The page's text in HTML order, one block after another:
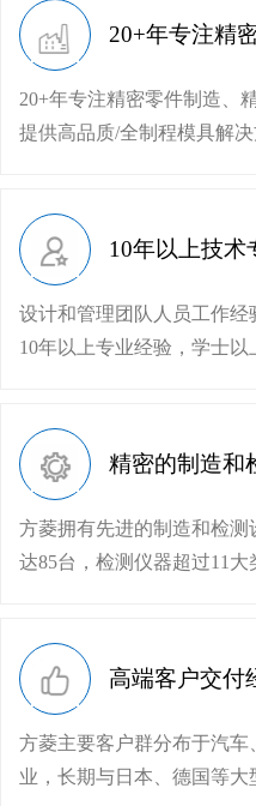
20+年专注精
20+年专注精密零件制造、
提供高品质/全制程模具解
10年以上技术
设计和管理团队人员工作经
10年以上专业经验，学士以
精密的制造和
方菱拥有先进的制造和检
达85台，检测仪器超过11
高端客户交付
方菱主要客户群分布于汽
业，长期与日本、德国等大